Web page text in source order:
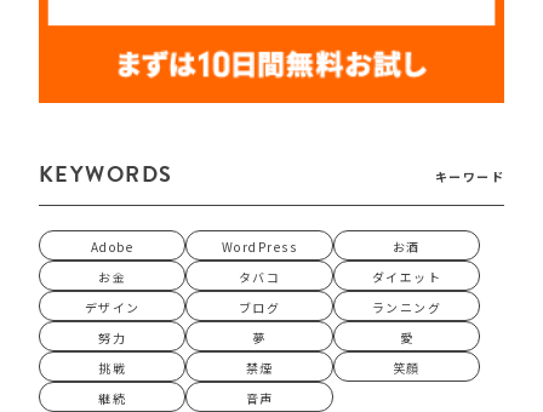
KEYWORDS キーワード
Adobe WordPress
お酒
お金
タバコ
ダイエット
デザイン
ブログ
ランニング
努力
夢
愛
挑戦
禁煙
笑顔
継続
音声